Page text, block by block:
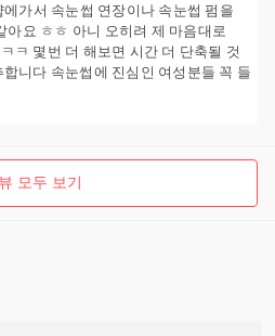
가서 속눈썹 연장이나 속눈썹 펌을
요 ㅎㅎ 아니 오히려 제 마음대로
ㅋ 몇번 더 해보면 시간 더 단축될 것
니다 속눈썹에 진심인 여성분들 꼭 들
모두 보기